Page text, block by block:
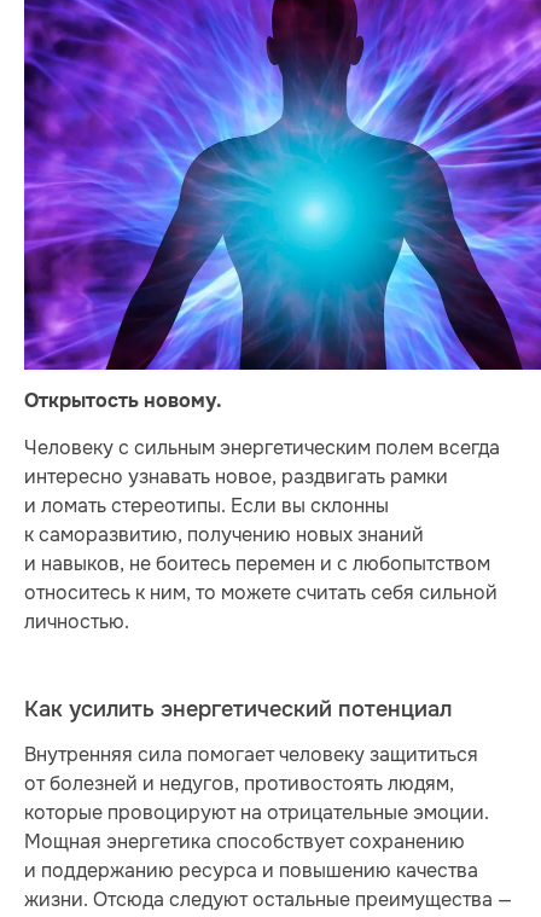
Открытость новому.
Человеку с сильным энергетическим полем всегда
интересно узнавать новое, раздвигать рамки
и ломать стереотипы. Если вы склонны
к саморазвитию, получению новых знаний
и навыков, не боитесь перемен и с любопытством
относитесь к ним, то можете считать себя сильной
личностью.
Как усилить энергетический потенциал
Внутренняя сила помогает человеку защититься
от болезней и недугов, противостоять людям,
которые провоцируют на отрицательные эмоции.
Мощная энергетика способствует сохранению
и поддержанию ресурса и повышению качества
жизни. Отсюда следуют остальные преимущества —